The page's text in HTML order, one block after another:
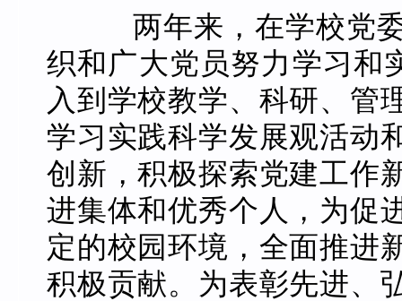
两年来，在学校党委
织和广大党员努力学习和
入到学校教学、科研、管
学习实践科学发展观活动
创新，积极探索党建工作
进集体和优秀个人，为促
定的校园环境，全面推进
积极贡献。为表彰先进、